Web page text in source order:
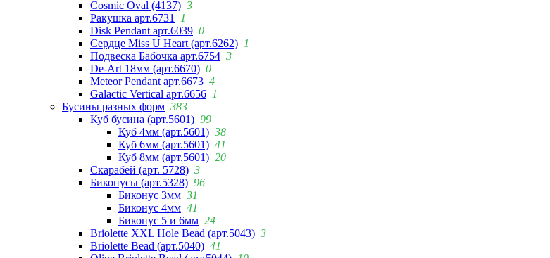
Cosmic Oval (4137) 3
Ракушка арт.6731
1
Disk Pendant арт.6039 0
Сердце Miss U Heart (арт.6262) 1
Подвеска Бабочка арт.6754 3
De-Art 18мм (арт.6670) 0
Meteor Pendant арт.6673 4
Galactic Vertical арт.6656 1
Бусины разных форм 383
Куб бусина (арт.5601) 99
Куб 4мм (арт.5601) 38
Куб 6мм (арт.5601) 41
Куб 8мм (арт.5601) 20
Скарабей (арт. 5728) 3
Биконусы (арт.5328) 96
Биконус 3мм 31
Биконус 4мм 41
Биконус 5 и 6мм 24
Briolette XXL Hole Bead (арт.5043) 3
Briolette Bead (арт.5040) 41